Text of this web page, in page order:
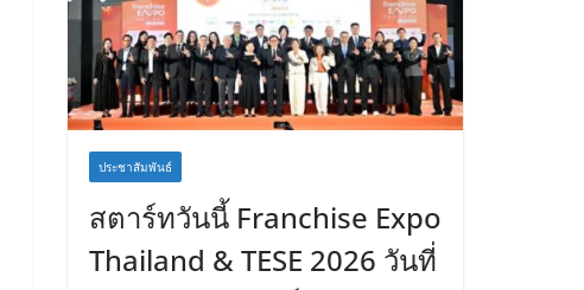
ประชาสัมพันธ์
สตาร์ทวันนี้ Franchise Expo
Thailand & TESE 2026 วันที่